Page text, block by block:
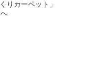
りカーペット」